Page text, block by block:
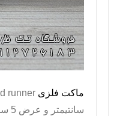
ماکت فلزی runner